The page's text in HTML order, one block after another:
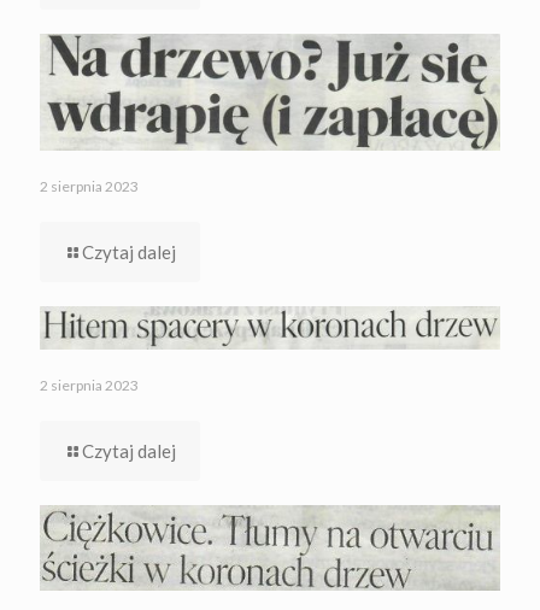
2 sierpnia 2023
Czytaj dalej
2 sierpnia 2023
Czytaj dalej